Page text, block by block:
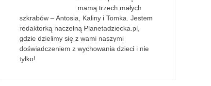
mamą trzech małych
szkrabów – Antosia, Kaliny i Tomka. Jestem
redaktorką naczelną Planetadziecka.pl,
gdzie dzielimy się z wami naszymi
doświadczeniem z wychowania dzieci i nie
tylko!